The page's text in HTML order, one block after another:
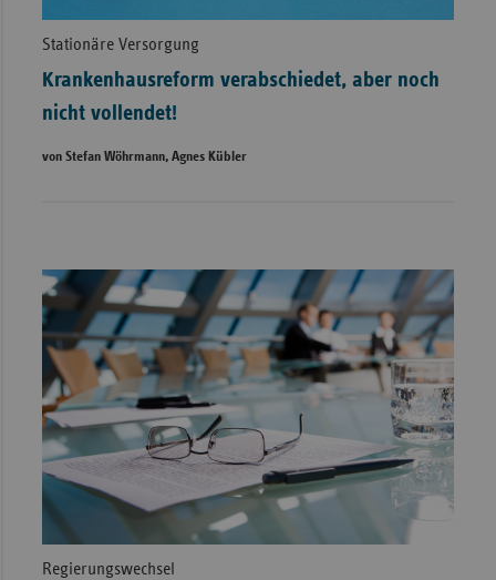
Stationäre Versorgung
Krankenhausreform verabschiedet, aber noch
nicht vollendet!
von Stefan Wöhrmann, Agnes Kübler
Regierungswechsel